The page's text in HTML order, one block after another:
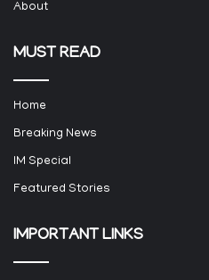
About
MUST READ
Home
Breaking News
IM Special
Featured Stories
IMPORTANT LINKS